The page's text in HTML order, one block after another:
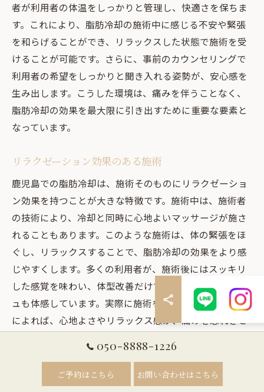
者が利用者の体温をしっかりと管理し、快適さを保ちま
す。これにより、脂肪冷却の施術中に感じる不安や緊張
を和らげることができ、リラックスした状態で施術を受
けることが可能です。さらに、事前のカウンセリングで
利用者の希望をしっかりと聞き入れる姿勢が、安心感を
生み出します。こうした環境は、痛みを伴うことなく、
脂肪冷却の効果を最大限に引き出すために重要な要素と
なっています。
リラクゼーション効果のある施術
鹿児島での脂肪冷却は、施術そのものにリラクゼーショ
ン効果を持つことが大きな特徴です。施術中は、施術者
の技術により、冷却と同時に心地よいマッサージが施さ
れることもあります。このような施術は、体の緊張をほ
ぐし、リラックスすることで、脂肪冷却の効果をより感
じやすくします。多くの利用者が、施術後にはスッキリ
した感覚を味わい、体型改善だけでなく心のリフレッシ
ュも体感しています。実際に施術を受けた方々の体験談
によれば、心地よさやリラックス感が、痛みを忘れさせ
児島県の脂肪冷却は、ただのダイエット法に留まらず、
心身を癒すトータルケアとして注目されています。
050-8888-1226
ご予約はこちら お問い合わせはこちら